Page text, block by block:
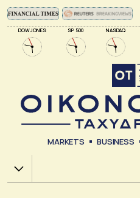
DOW JONES SP 500 NASDAQ
MARKETS BUSINESS
Χ.Α.